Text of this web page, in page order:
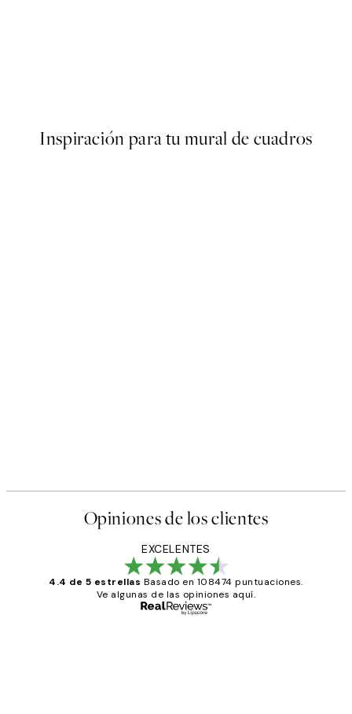
Inspiración para tu mural de cuadros
Opiniones de los clientes
EXCELENTES
4.4 de 5 estrellas Basado en 108474 puntuaciones.
Ve algunas de las opiniones aquí.